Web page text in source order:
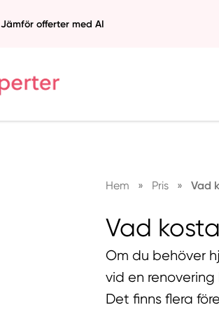
Jämför offerter med AI
Hem » Pris » Vad
Vad
Om du behöver
vid en
Det finns flera